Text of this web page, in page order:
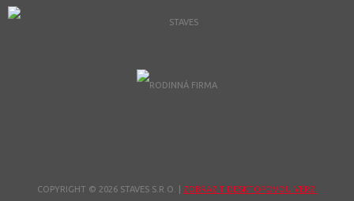
COPYRIGHT © 2026 STAVES S.R.O. ZOBRAZIT DESKTOPOVOU VERZI